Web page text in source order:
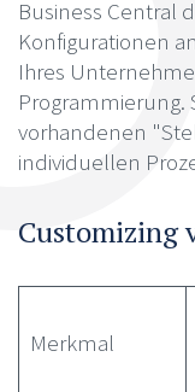
Business Central
Konfigurationen
Ihres
Programmierung.
vorhandenen
individuellen
Customizing
Merkmal